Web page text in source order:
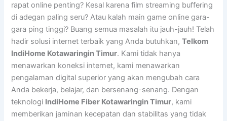
rapat online penting? Kesal karena film streaming buffering
di adegan paling seru? Atau kalah main game online gara-
gara ping tinggi? Buang semua masalah itu jauh-jauh! Telah
hadir solusi internet terbaik yang Anda butuhkan,Telkom
IndiHome Kotawaringin Timur. Kami tidak hanya
menawarkan koneksi internet, kami menawarkan
pengalaman digital superior yang akan mengubah cara
Anda bekerja, belajar, dan bersenang-senang. Dengan
teknologi IndiHome Fiber Kotawaringin Timur, kami
memberikan jaminan kecepatan dan stabilitas yang tidak